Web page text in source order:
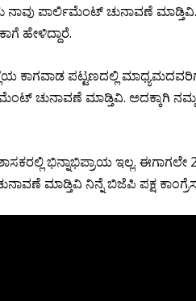
ನಾವು ಪಾರ್ಲಿಮೆಂಟ್ ಚುನಾವಣೆ
ಹೇಳಿದ್ದಾರೆ.
ಕಾಗವಾಡ ಪಟ್ಟಣದಲ್ಲಿ
ಚುನಾವಣೆ ಮಾಡ್ತಿವಿ. ಅದಕ್ಕಾಗಿ ನಮ್ಮ
ಭಿನ್ನಾಭಿಪ್ರಾಯ ಇಲ್ಲ. ಈಗಾಗಲೇ
ಮಾಡ್ತಿವಿ ನಿನ್ನೆ ಬಿಜೆಪಿ ಪಕ್ಷ